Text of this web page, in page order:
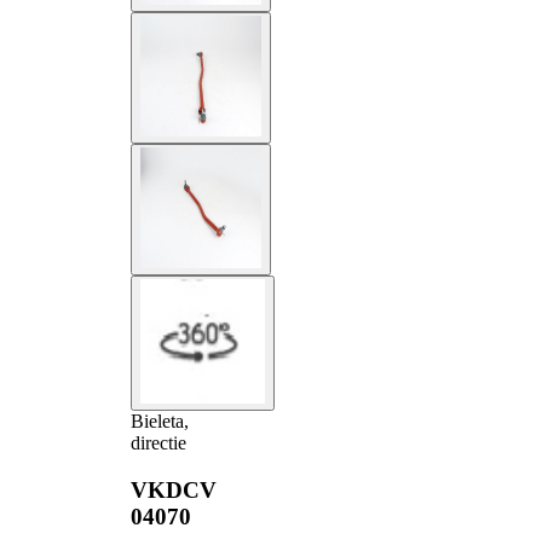
Bieleta,
directie
VKDCV
04070